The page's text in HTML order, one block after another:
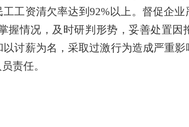
工工资清欠率达到 92%以上。督促企
握情况，及时研判形势，妥善处置因
讨薪为名，采取过激行为造成严重
责任。